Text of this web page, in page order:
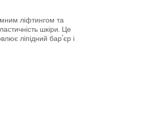
ліфтингом та
шкіри. Це
ліпідний бар'єр і